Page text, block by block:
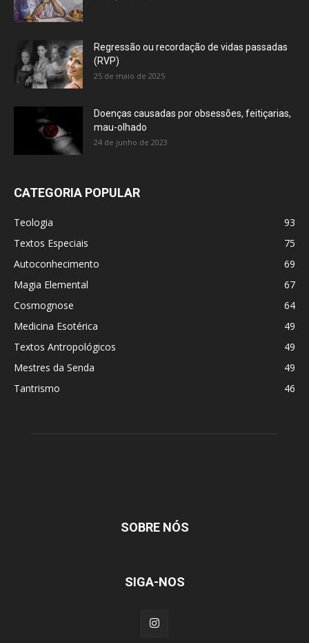
Regressão ou recordação de vidas passadas
(RVP)
25 de maio de 2025
Doenças causadas por obsessões, feitiçarias,
mau-olhado
24 de junho de 2023
CATEGORIA POPULAR
Teologia
93
Textos Especiais
75
Autoconhecimento
69
Magia Elemental
67
Cosmognose
64
Medicina Esotérica
49
Textos Antropológicos
49
Mestres da Senda
49
Tantrismo
46
SOBRE NÓS
SIGA-NOS